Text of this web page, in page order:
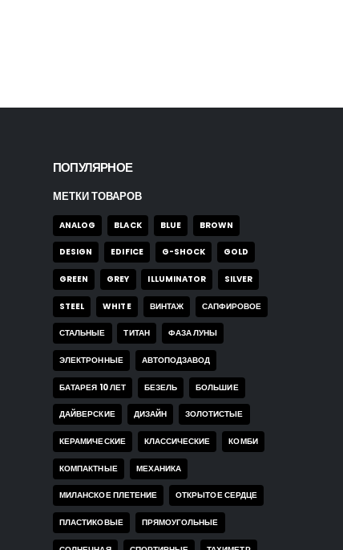
ПОПУЛЯРНОЕ
МЕТКИ ТОВАРОВ
ANALOG BLACK BLUE BROWN
DESIGN EDIFICE G-SHOCK GOLD
GREEN GREY ILLUMINATOR SILVER
STEEL WHITE ВИНТАЖ САПФИРОВОЕ
СТАЛЬНЫЕ ТИТАН ФАЗА ЛУНЫ
ЭЛЕКТРОННЫЕ АВТОПОДЗАВОД
БАТАРЕЯ 10 ЛЕТ БЕЗЕЛЬ БОЛЬШИЕ
ДАЙВЕРСКИЕ ДИЗАЙН ЗОЛОТИСТЫЕ
КЕРАМИЧЕСКИЕ КЛАССИЧЕСКИЕ КОМБИ
КОМПАКТНЫЕ МЕХАНИКА
МИЛАНСКОЕ ПЛЕТЕНИЕ ОТКРЫТОЕ СЕРДЦЕ
ПЛАСТИКОВЫЕ ПРЯМОУГОЛЬНЫЕ